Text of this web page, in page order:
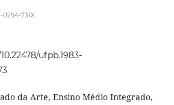
731X
ufpb.1983-
da Arte, Ensino Médio Integrado,